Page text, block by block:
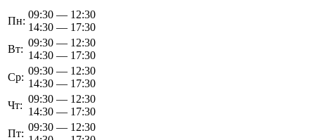
Пн:
09:30 — 12:30
14:30 — 17:30
Вт:
09:30 — 12:30
14:30 — 17:30
Ср:
09:30 — 12:30
14:30 — 17:30
Чт:
09:30 — 12:30
14:30 — 17:30
Пт:
09:30 — 12:30